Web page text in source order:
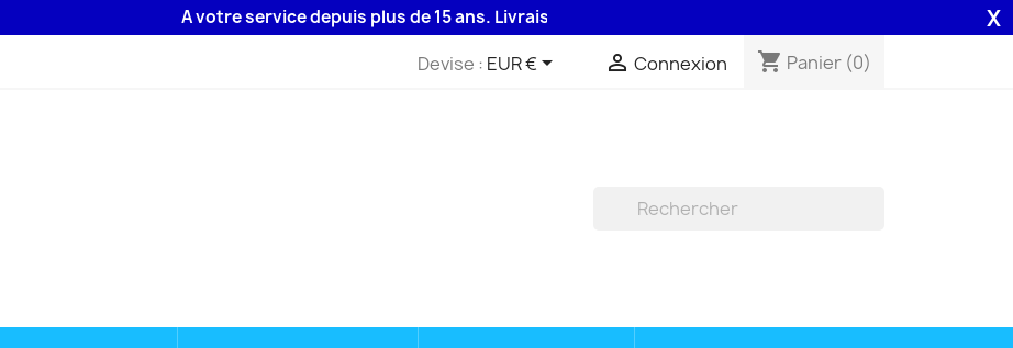
A votre service depuis plus de 15 ans. Livraison 48H assurée par la Poste . X
Devise : EUR €  Connexion shopping_cart Panier (0)